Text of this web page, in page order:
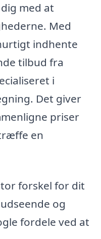
med at
Med
indhente
tilbud fra
i
Det giver
priser
en
forskel for dit
og
fordele ved at